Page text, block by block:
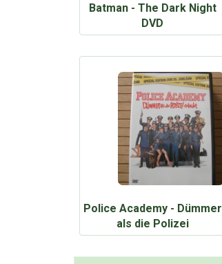
Batman - The Dark Night
DVD
Police Academy - Dümmer
als die Polizei